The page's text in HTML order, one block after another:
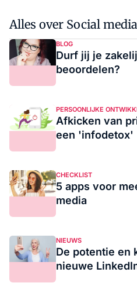
Alles over Social media
BLOG
Durf jij je
beoordelen?
PERSOONLIJKE
Afkicken van
een 'infodetox'
CHECKLIST
5 apps voor
media
NIEUWS
De potentie en
nieuwe